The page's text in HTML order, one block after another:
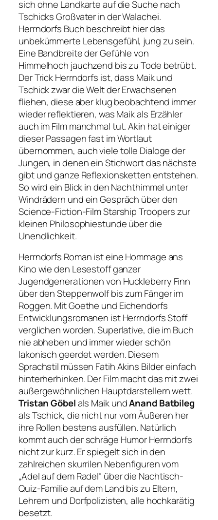
sich ohne Landkarte auf die Suche nach
Tschicks Großvater in der Walachei.
Herrndorfs Buch beschreibt hier das
unbekümmerte Lebensgefühl, jung zu sein.
Eine Bandbreite der Gefühle von
Himmelhoch jauchzend bis zu Tode betrübt.
Der Trick Herrndorfs ist, dass Maik und
Tschick zwar die Welt der Erwachsenen
fliehen, diese aber klug beobachtend immer
wieder reflektieren, was Maik als Erzähler
auch im Film manchmal tut. Akin hat einiger
dieser Passagen fast im Wortlaut
übernommen, auch viele tolle Dialoge der
Jungen, in denen ein Stichwort das nächste
gibt und ganze Reflexionsketten entstehen.
So wird ein Blick in den Nachthimmel unter
Windrädern und ein Gespräch über den
Science-Fiction-FilmStarship Trooperszur
kleinen Philosophiestunde über die
Unendlichkeit.
Herrndorfs Roman ist eine Hommage ans
Kino wie den Lesestoff ganzer
Jugendgenerationen von Huckleberry Finn
über denSteppenwolfbis zumFänger im
Roggen. Mit Goethe und Eichendorfs
Entwicklungsromanen ist Herrndorfs Stoff
verglichen worden. Superlative, die im Buch
nie abheben und immer wieder schön
lakonisch geerdet werden. Diesem
Sprachstil müssen Fatih Akins Bilder einfach
hinterherhinken. Der Film macht das mit zwei
außergewöhnlichen Hauptdarstellern wett.
Tristan Göbelals Maik undAnand Batbileg
als Tschick, die nicht nur vom Äußeren her
ihre Rollen bestens ausfüllen. Natürlich
kommt auch der schräge Humor Herrndorfs
nicht zur kurz. Er spiegelt sich in den
zahlreichen skurrilen Nebenfiguren vom
„Adel auf dem Radel“ über die Nachtisch-
Quiz-Familie auf dem Land bis zu Eltern,
Lehrern und Dorfpolizisten, alle hochkarätig
besetzt.